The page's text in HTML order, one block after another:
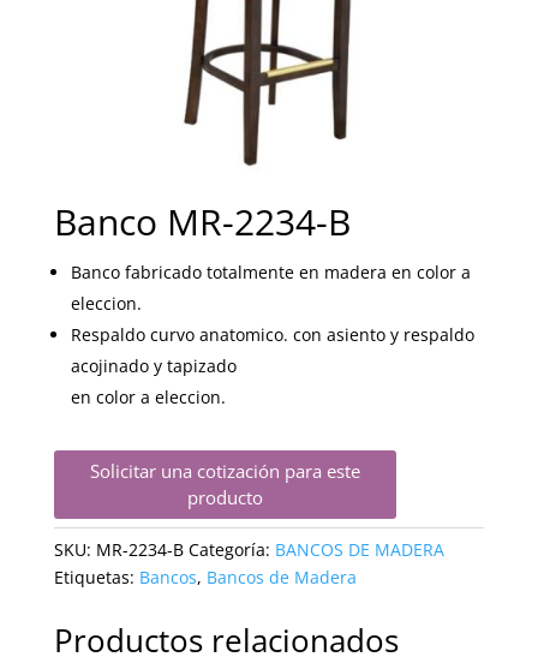
Banco MR-2234-B
Banco fabricado totalmente en madera en color a
eleccion.
Respaldo curvo anatomico. con asiento y respaldo
acojinado y tapizado
en color a eleccion.
Solicitar una cotización para este
producto
SKU: MR-2234-B Categoría: BANCOS DE MADERA
Etiquetas: Bancos, Bancos de Madera
Productos relacionados